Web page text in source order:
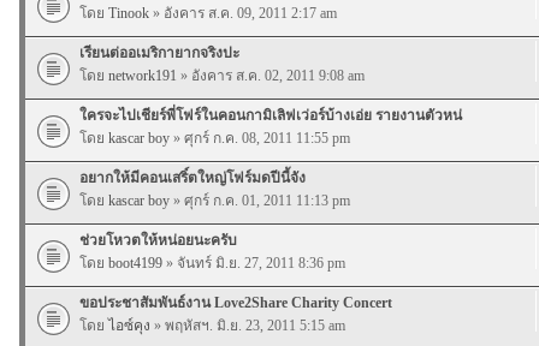
โดย Tinook » อังคาร ส.ค. 09, 2011 2:17 am
เรียนต่ออเมริกายากจริงปะ
โดย network191 » อังคาร ส.ค. 02, 2011 9:08 am
ใครจะไปเชียร์พี่โฟร์ในคอนกามิเลิฟเว่อร์บ้างเอ่ย รายงานตัวหน่
โดย kascar boy » ศุกร์ ก.ค. 08, 2011 11:55 pm
อยากให้มีคอนเสริ์ตใหญ่โฟร์มดปีนี้จัง
โดย kascar boy » ศุกร์ ก.ค. 01, 2011 11:13 pm
ช่วยโหวตให้หน่อยนะครับ
โดย boot4199 » จันทร์ มิ.ย. 27, 2011 8:36 pm
ขอประชาสัมพันธ์งาน Love2Share Charity Concert
โดย ไอซ์คุง » พฤหัสฯ. มิ.ย. 23, 2011 5:15 am